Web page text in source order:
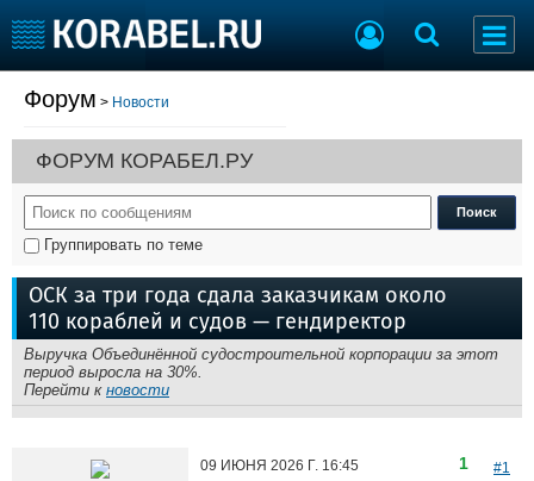
Судостроение
Пульс
Новости
Компании
Репутация
Работа
Крюинг
Журнал
Реклама
Доска объявлений
Продажа флота
Оборудование
Изделия
Услуги
Конференции
Личности
Флот
Форум
Форум > Новости
ФОРУМ КОРАБЕЛ.РУ
Группировать по теме
ОСК за три года сдала заказчикам около
110 кораблей и судов — гендиректор
Выручка Объединённой судостроительной корпорации за этот
период выросла на 30%.
Перейти к новости
09 ИЮНЯ 2026 Г. 16:45 #1
1